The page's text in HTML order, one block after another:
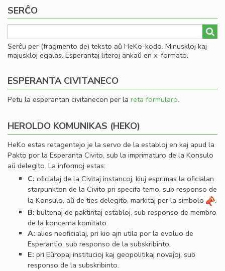
SERĈO
Serĉu per (fragmento de) teksto aŭ HeKo-kodo. Minuskloj kaj
majuskloj egalas. Esperantaj literoj ankaŭ en x-formato.
ESPERANTA CIVITANECO
Petu la esperantan civitanecon per la reta formularo.
HEROLDO KOMUNIKAS (HEKO)
HeKo estas retagentejo je la servo de la establoj en kaj apud la
Pakto por la Esperanta Civito, sub la imprimaturo de la Konsulo
aŭ delegito. La informoj estas:
C: oﬁcialaj de la Civitaj instancoj, kiuj esprimas la oﬁcialan
starpunkton de la Civito pri specifa temo, sub responso de
la Konsulo, aŭ de ties delegito, markitaj per la simbolo
.
B: bultenaj de paktintaj establoj, sub responso de membro
de la koncerna komitato.
A: alies neoﬁcialaj, pri kio ajn utila por la evoluo de
Esperantio, sub responso de la subskribinto.
E: pri Eŭropaj institucioj kaj geopolitikaj novaĵoj, sub
responso de la subskribinto.